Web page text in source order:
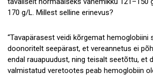
170 g/L. Millest selline erinevus?
“Tavapärasest veidi kõrgemat hemoglobiini
doonoritelt seepärast, et vereannetus ei
endal rauapuudust, ning teisalt seetõttu, et
valmistatud veretootes peab hemoglobiin